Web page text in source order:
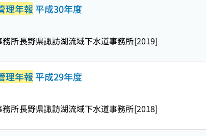
理年報平成30年度
務所長野県諏訪湖流域下水道事務所[2019]
理年報平成29年度
務所長野県諏訪湖流域下水道事務所[2018]